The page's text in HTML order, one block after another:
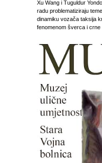
Xu Wang i Tuguldur
radu problematiziraju
dinamiku vozača taksija
fenomenom šverca i crne